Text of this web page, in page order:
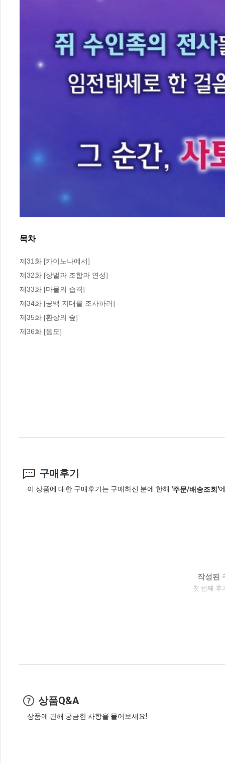
목차
제31화 [카이노나에서]
제32화 [상벌과 조합과 연성]
제33화 [마물의 습격]
제34화 [공백 지대를 조사하러]
제35화 [환상의 숲]
제36화 [음모]
구매후기
이 상품에 대한 구매후기는 구매하신 분에 한해 '주문/배송조회'
작성된
첫 번째 후
상품Q&A
상품에 관해 궁금한 사항을 물어보세요!